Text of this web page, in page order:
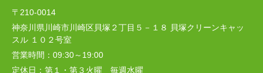
〒210-0014
神奈川県川崎市川崎区貝塚２丁目５－１８ 貝塚クリーンキャッ
スル １０２号室
営業時間： 09:30～19:00
定休日： 第１・第３火曜 毎週水曜